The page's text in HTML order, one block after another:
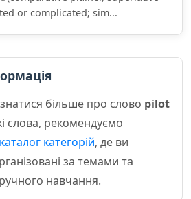
or complicated; sim...
більше про слово pilot
слова, рекомендуємо
каталог категорій, де ви
за темами та
навчання.